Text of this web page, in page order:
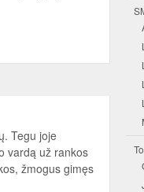
Tegu joje
vardą už rankos
žmogus gimęs